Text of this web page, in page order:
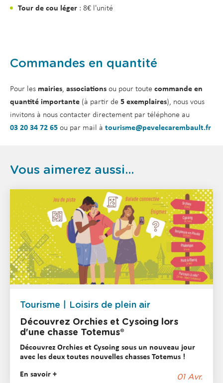
Tour de cou léger : 8€ l'unité
Commandes en quantité
Pour les mairies, associations ou pour toute commande en
quantité importante (à partir de 5 exemplaires), nous vous
invitons à nous contacter directement par téléphone au
03 20 34 72 65 ou par mail à tourisme@pevelecarembault.fr
Vous aimerez aussi...
Tourisme
Loisirs de plein air
Découvrez Orchies et Cysoing lors
d'une chasse Totemus®
Découvrez Orchies et Cysoing sous un nouveau jour
avec les deux toutes nouvelles chasses Totemus !
En savoir + 01 Avr.